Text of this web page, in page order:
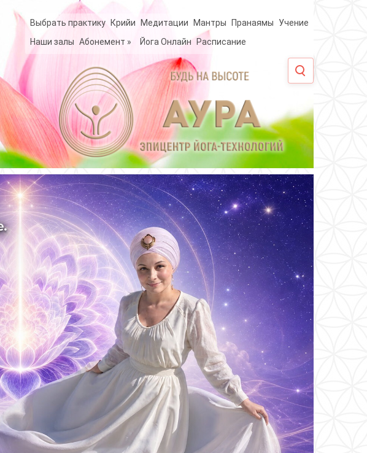
Выбрать практику Крийи Медитации Мантры Пранаямы
Учение
Наши залы Абонемент » Йога Онлайн Расписание